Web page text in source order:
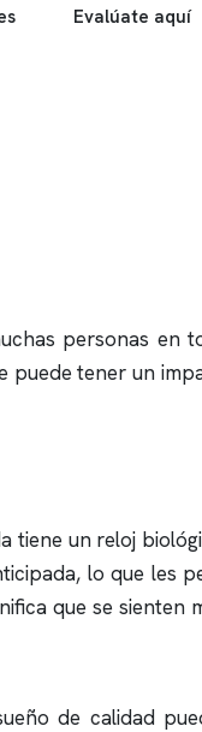
Evalúate aquí
personas en
tener un
tiene un reloj
lo que les
que se sienten
de calidad